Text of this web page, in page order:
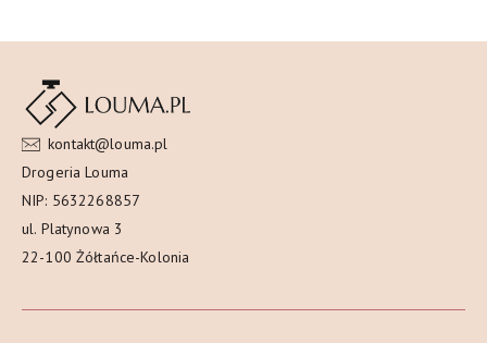
kontakt@louma.pl
Drogeria Louma
NIP: 5632268857
ul. Platynowa 3
22-100 Żółtańce-Kolonia